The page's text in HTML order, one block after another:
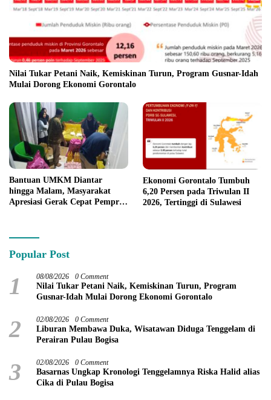
Nilai Tukar Petani Naik, Kemiskinan Turun, Program Gusnar-Idah
Mulai Dorong Ekonomi Gorontalo
Bantuan UMKM Diantar
hingga Malam, Masyarakat
Apresiasi Gerak Cepat Pemprov
Ekonomi Gorontalo Tumbuh
6,20 Persen pada Triwulan II
2026, Tertinggi di Sulawesi
Popular Post
1 08/08/2026 0 Comment
Nilai Tukar Petani Naik, Kemiskinan Turun, Program
Gusnar-Idah Mulai Dorong Ekonomi Gorontalo
2 02/08/2026 0 Comment
Liburan Membawa Duka, Wisatawan Diduga Tenggelam di
Perairan Pulau Bogisa
3 02/08/2026 0 Comment
Basarnas Ungkap Kronologi Tenggelamnya Riska Halid alias
Cika di Pulau Bogisa